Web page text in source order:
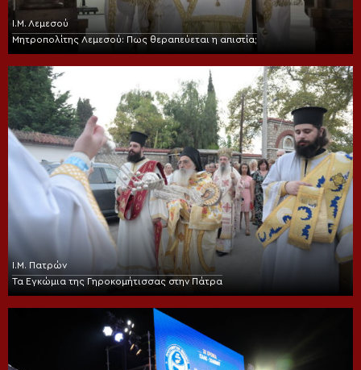
Ι.Μ. Λεμεσού
Μητροπολίτης Λεμεσού: Πως θεραπεύεται η απιστία;
Ι.Μ. Πατρών
Τα Εγκώμια της Γηροκομήτισσας στην Πάτρα